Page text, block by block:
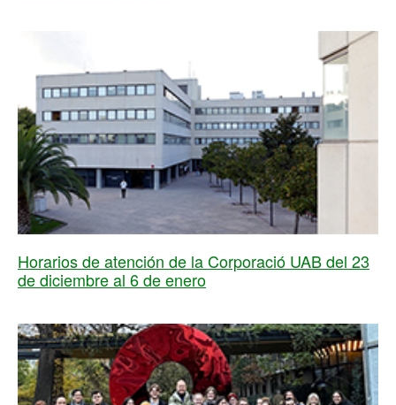
Horarios de atención de la Corporació UAB del 23
de diciembre al 6 de enero